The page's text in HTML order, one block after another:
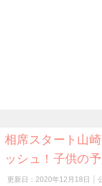
相席スタート山
ッシュ！子供の
更新日： 2020年12月18日